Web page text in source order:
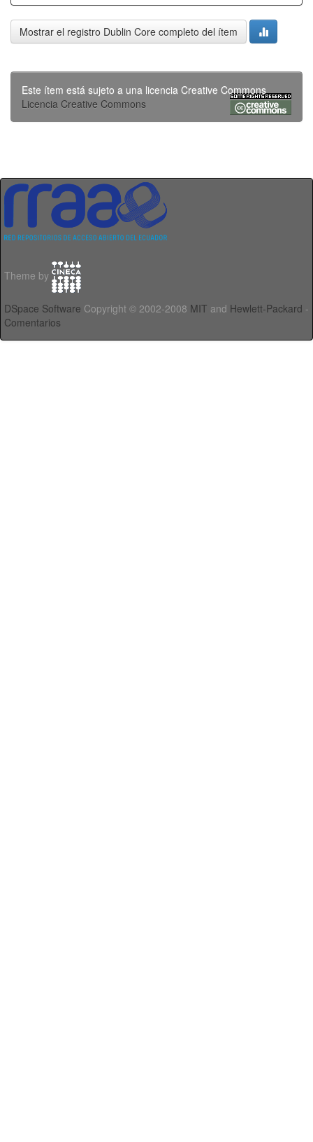
Mostrar el registro Dublin Core completo del ítem
Este ítem está sujeto a una licencia Creative Commons
Licencia Creative Commons
Theme by
DSpace Software Copyright © 2002-2008 MIT and Hewlett-Packard -
Comentarios